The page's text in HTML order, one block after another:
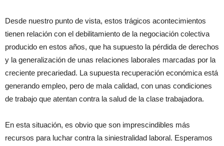
Desde nuestro punto de vista, estos trágicos acontecimientos
tienen relación con el debilitamiento de la negociación colectiva
producido en estos años, que ha supuesto la pérdida de derechos
y la generalización de unas relaciones laborales marcadas por la
creciente precariedad. La supuesta recuperación económica está
generando empleo, pero de mala calidad, con unas condiciones
de trabajo que atentan contra la salud de la clase trabajadora.
En esta situación, es obvio que son imprescindibles más
recursos para luchar contra la siniestralidad laboral. Esperamos